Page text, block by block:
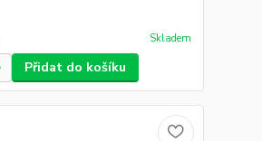
Skladem
Přidat do košíku